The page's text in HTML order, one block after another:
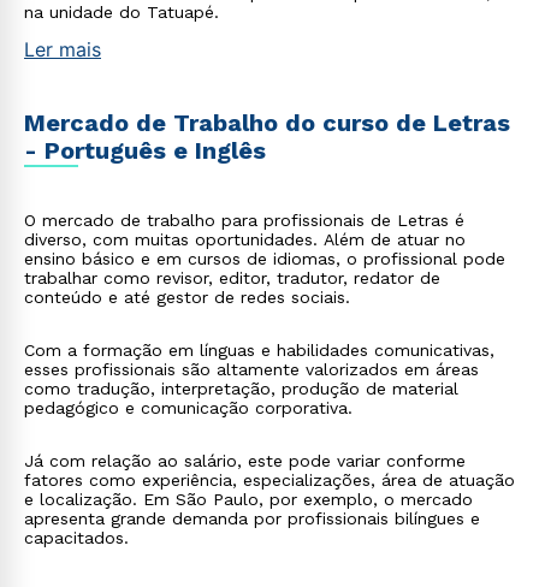
na unidade do Tatuapé.
Ler mais
Mercado de Trabalho do curso de Letras
- Português e Inglês
O mercado de trabalho para profissionais de Letras é
diverso, com muitas oportunidades. Além de atuar no
ensino básico e em cursos de idiomas, o profissional pode
trabalhar como revisor, editor, tradutor, redator de
conteúdo e até gestor de redes sociais.
Com a formação em línguas e habilidades comunicativas,
esses profissionais são altamente valorizados em áreas
como tradução, interpretação, produção de material
pedagógico e comunicação corporativa.
Já com relação ao salário, este pode variar conforme
fatores como experiência, especializações, área de atuação
e localização. Em São Paulo, por exemplo, o mercado
apresenta grande demanda por profissionais bilíngues e
capacitados.